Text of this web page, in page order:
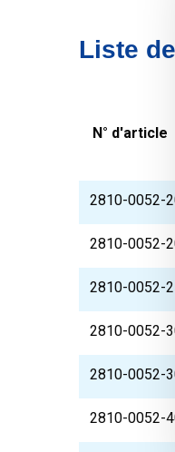
Liste
N° d'article
2810-0052-
2810-0052-
2810-0052-
2810-0052-
2810-0052-
2810-0052-